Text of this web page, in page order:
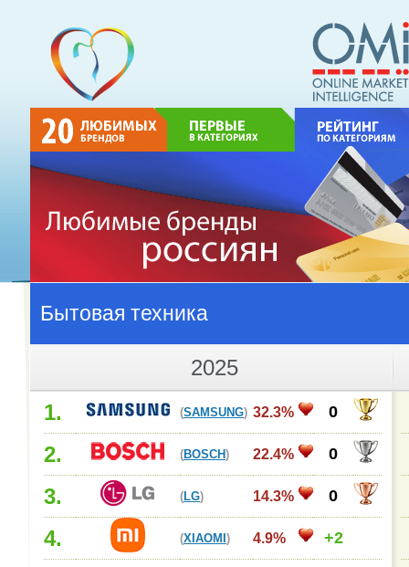
Бытовая техника
2025
1.
(SAMSUNG) 32.3% 0
2. (BOSCH) 22.4% 0
3. (LG) 14.3% 0
4. (XIAOMI ) 4.9% +2